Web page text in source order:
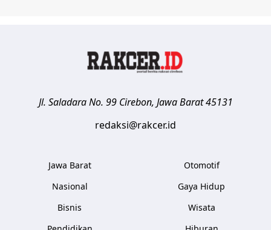
Jl. Saladara No. 99 Cirebon, Jawa Barat 45131
redaksi@rakcer.id
Jawa Barat
Nasional
Bisnis
Otomotif
Gaya Hidup
Wisata